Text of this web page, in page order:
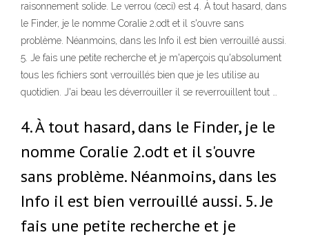
raisonnement solide. Le verrou (ceci) est 4. À tout hasard, dans
le Finder, je le nomme Coralie 2.odt et il s'ouvre sans
problème. Néanmoins, dans les Info il est bien verrouillé aussi.
5. Je fais une petite recherche et je m'aperçois qu'absolument
tous les fichiers sont verrouillés bien que je les utilise au
quotidien. J'ai beau les déverrouiller il se reverrouillent tout …
4. À tout hasard, dans le Finder, je le
nomme Coralie 2.odt et il s'ouvre
sans problème. Néanmoins, dans les
Info il est bien verrouillé aussi. 5. Je
fais une petite recherche et je